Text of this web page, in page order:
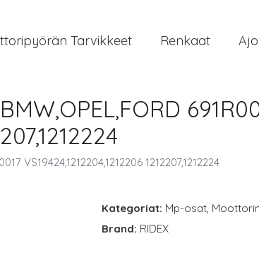
Tarvikkeet Renkaat
VS19424,1212204,1212206 1212207,1212224
Kategoriat: Mp-osat,
Brand: RIDEX